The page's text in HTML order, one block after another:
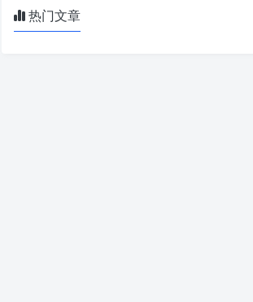
热门文章